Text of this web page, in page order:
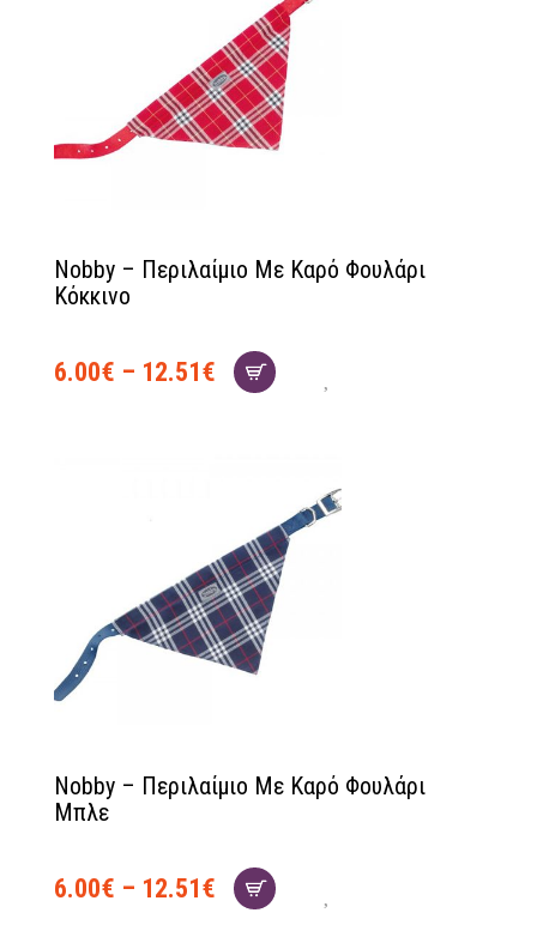
Nobby – Περιλαίμιο Με Καρό Φουλάρι
Κόκκινο
6.00€ – 12.51€
Nobby – Περιλαίμιο Με Καρό Φουλάρι
Μπλε
6.00€ – 12.51€